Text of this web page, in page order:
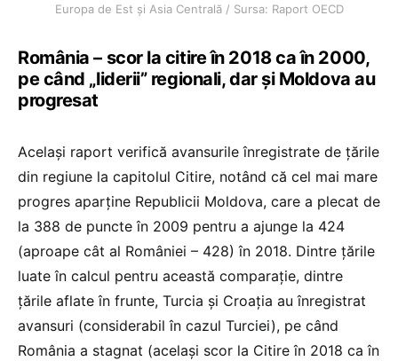
Europa de Est și Asia Centrală / Sursa: Raport OECD
România – scor la citire în 2018 ca în 2000,
pe când „liderii” regionali, dar și Moldova au
progresat
Același raport verifică avansurile înregistrate de țările
din regiune la capitolul Citire, notând că cel mai mare
progres aparține Republicii Moldova, care a plecat de
la 388 de puncte în 2009 pentru a ajunge la 424
(aproape cât al României – 428) în 2018. Dintre țările
luate în calcul pentru această comparație, dintre
țările aflate în frunte, Turcia și Croația au înregistrat
avansuri (considerabil în cazul Turciei), pe când
România a stagnat (același scor la Citire în 2018 ca în